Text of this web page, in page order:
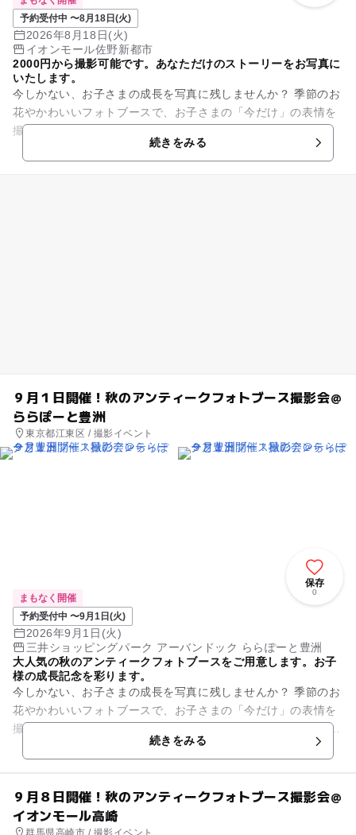
予約受付中 〜8月18日(火)
2026年8月18日(火)
イオンモール佐野新都市
2000円から撮影可能です。あなただけのストーリーをお写真に
いたします。
今しかない、お子さまの成長を写真に残しませんか？ 季節のお
花やかわいいフォトブースで、お子さまの「今だけ」の表情を
撮影します。 ✔ バースデー ✔ ハーフバースデー ✔ 成長記
続きをみる
９月１日開催！秋のアンティークフォトブース撮影会＠
ららぽーと豊洲
東京都江東区 / 撮影イベント
保存
0
まもなく開催
予約受付中 〜9月1日(火)
2026年9月1日(火)
三井ショッピングパーク アーバンドック ららぽーと豊洲
大人気の秋のアンティークフォトブースをご用意します。お子
様の成長記念を彩ります。
今しかない、お子さまの成長を写真に残しませんか？ 季節のお
花やかわいいフォトブースで、お子さまの「今だけ」の表情を
撮影します。 今回は秋を感じるアンティークフォトブースにて
続きをみる
９月８日開催！秋のアンティークフォトブース撮影会＠
イオンモール高崎
群馬県高崎市 / 撮影イベント